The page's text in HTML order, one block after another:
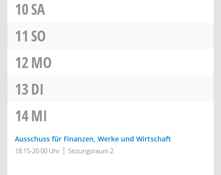
10SA
11 SO
12MO
13DI
14MI
Ausschuss für Finanzen, Werke und Wirtschaft
18:15-20:00 Uhr Sitzungsraum 2